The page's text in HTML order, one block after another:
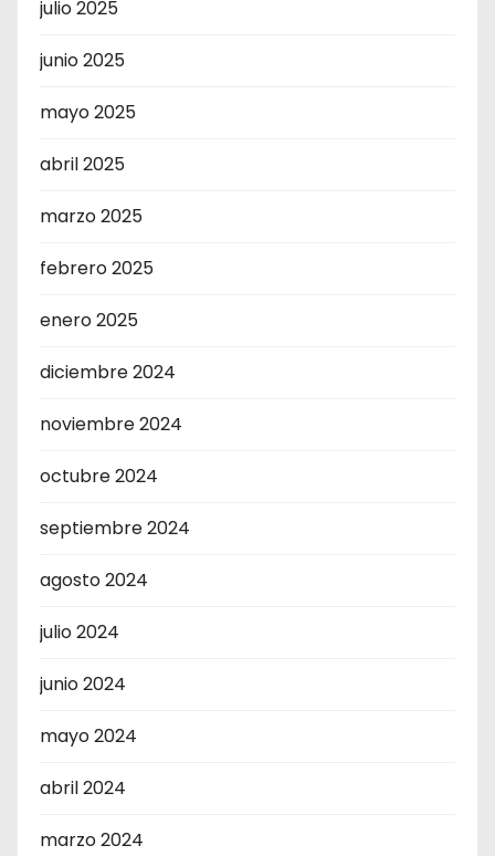
julio 2025
junio 2025
mayo 2025
abril 2025
marzo 2025
febrero 2025
enero 2025
diciembre 2024
noviembre 2024
octubre 2024
septiembre 2024
agosto 2024
julio 2024
junio 2024
mayo 2024
abril 2024
marzo 2024